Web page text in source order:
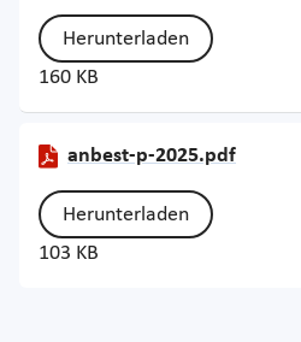
Herunterladen
160 KB
anbest-p-2025.pdf
Herunterladen
103 KB